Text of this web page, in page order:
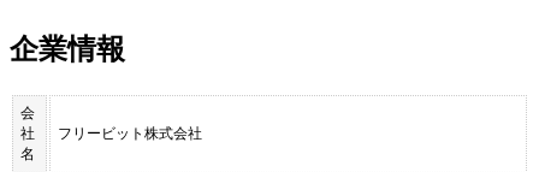
企業情報
会
社
名
フリービット株式会社